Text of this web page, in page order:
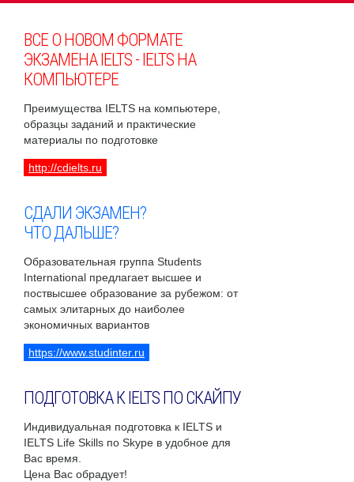
ВСЕ О НОВОМ ФОРМАТЕ
ЭКЗАМЕНА IELTS - IELTS НА
КОМПЬЮТЕРЕ
Преимущества IELTS на компьютере,
образцы заданий и практические
материалы по подготовке
http://cdielts.ru
СДАЛИ ЭКЗАМЕН?
ЧТО ДАЛЬШЕ?
Образовательная группа Students
International предлагает высшее и
поствысшее образование за рубежом: от
самых элитарных до наиболее
экономичных вариантов
https://www.studinter.ru
ПОДГОТОВКА К IELTS ПО СКАЙПУ
Индивидуальная подготовка к IELTS и
IELTS Life Skills по Skype в удобное для
Вас время.
Цена Вас обрадует!